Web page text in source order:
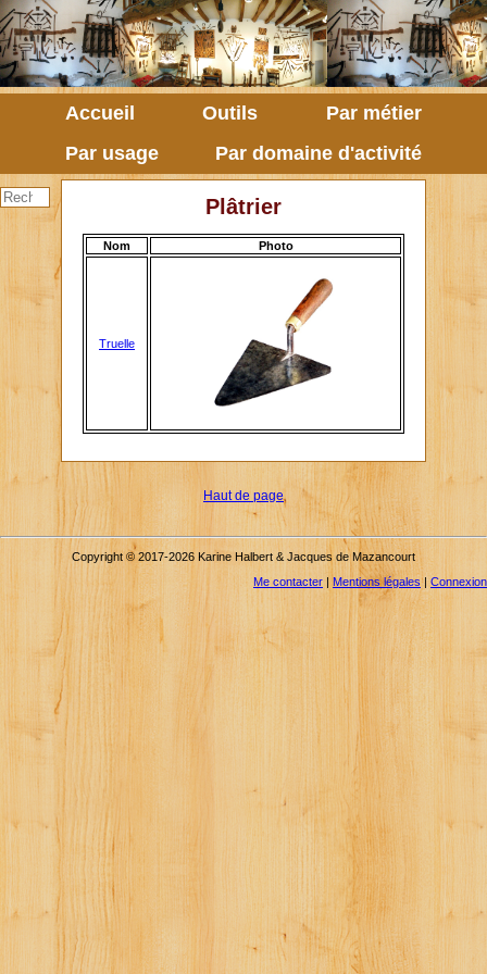
Accueil Outils
Par métier
Par usage
Par domaine d'activité
Plâtrier
Nom Photo
Truelle
Haut de page
Copyright © 2017-2026 Karine Halbert & Jacques de Mazancourt
Me contacter
Mentions légales|Connexion